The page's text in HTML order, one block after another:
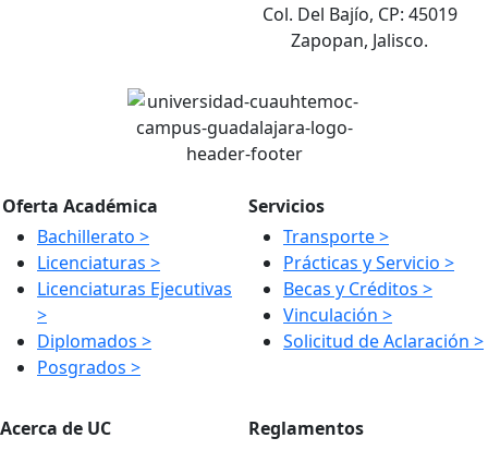
Col. Del Bajío, CP: 45019
Zapopan, Jalisco.
Oferta Académica
Bachillerato >
Licenciaturas >
Licenciaturas Ejecutivas
>
Diplomados >
Posgrados >
Acerca de UC
Servicios
Transporte >
Prácticas y Servicio >
Becas y Créditos >
Vinculación >
Solicitud de Aclaración >
Reglamentos